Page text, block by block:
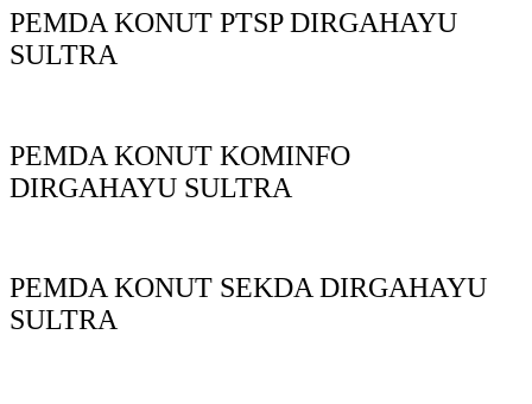
PEMDA KONUT PTSP DIRGAHAYU
SULTRA
PEMDA KONUT KOMINFO
DIRGAHAYU SULTRA
PEMDA KONUT SEKDA DIRGAHAYU
SULTRA